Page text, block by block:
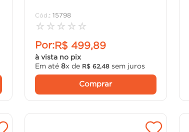
:15798
☆ ☆ ☆ ☆ ☆
Por:R$ 499,89
à vista no pix
Em até8x de R$ 62 ,48 sem juros
Comprar